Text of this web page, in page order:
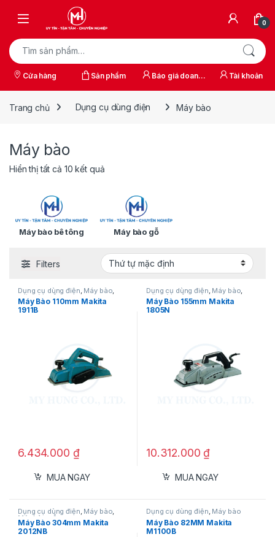
0
Tìm kiếm:
Cửa hàng Sản phẩm
Báo giá doanh
Tài khoản
Trang chủ Dụng cụ dùng điện Máy bào
Máy bào
Hiển thị tất cả 10 kết quả
Máy bào bê tông Máy bào gỗ
Filters
Dụng cụ dùng điện Máy bào
Máy bào gỗ
Máy Bào 110mm Makita
1911B
6.434.000 ₫
MUA NGAY
Dụng cụ dùng điện Máy bào
Máy bào gỗ
Máy Bào 155mm Makita
1805N
10.312.000 ₫
MUA NGAY
Dụng cụ dùng điện, Máy bào,
Máy bào gỗ
Máy Bào 304mm Makita
2012NB
Dụng cụ dùng điện, Máy bào
Máy Bào 82MM Makita
M1100B